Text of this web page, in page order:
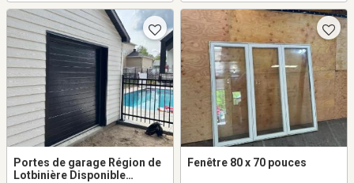
Portes de garage Région de
Lotbinière Disponible
Fenêtre 80 x 70 pouces